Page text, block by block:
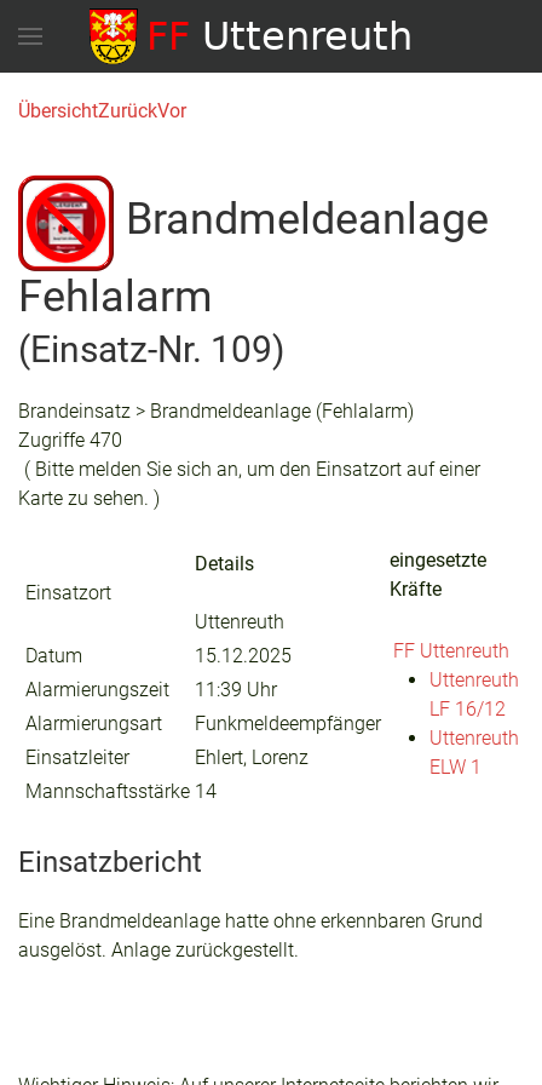
ÜbersichtZurückVor
Brandmeldeanlage
Fehlalarm
(Einsatz-Nr. 109)
Brandeinsatz > Brandmeldeanlage (Fehlalarm)
Zugriffe 470
( Bitte melden Sie sich an, um den Einsatzort auf einer
Karte zu sehen. )
Einsatzort
Details
Uttenreuth
Datum
15.12.2025
Alarmierungszeit
11:39 Uhr
Alarmierungsart
Funkmeldeempfänger
Einsatzleiter
Ehlert, Lorenz
Mannschaftsstärke 14
eingesetzte
Kräfte
FF Uttenreuth
Uttenreuth
LF 16/12
Uttenreuth
ELW 1
Einsatzbericht
Eine Brandmeldeanlage hatte ohne erkennbaren Grund
ausgelöst. Anlage zurückgestellt.